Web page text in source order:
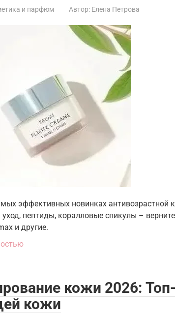
и парфюм Автор: Елена Петрова
эффективных новинках антивозрастной
пептиды, коралловые спикулы –
и другие.
кожи 2026:
кожи